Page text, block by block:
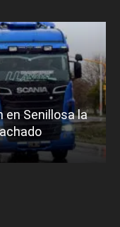
en Senillosa la